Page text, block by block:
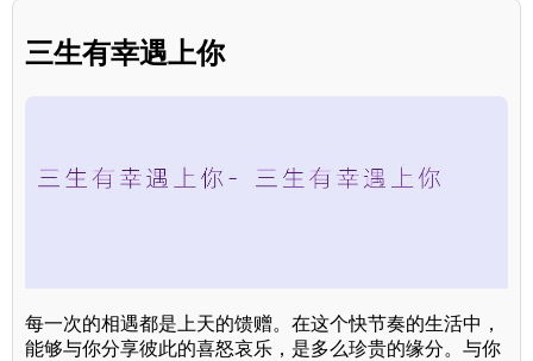
三生有幸遇上你
每一次的相遇都是上天的馈赠。在这个快节奏的生活中，
能够与你分享彼此的喜怒哀乐，是多么珍贵的缘分。与你